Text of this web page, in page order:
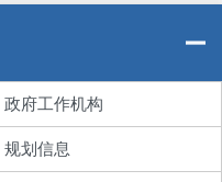
政府工作机构
规划信息